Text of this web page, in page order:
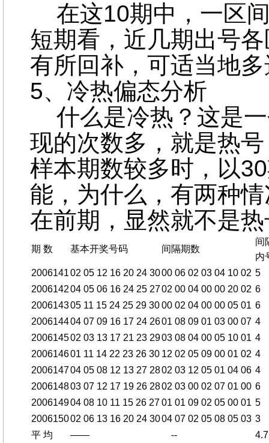
在这10期中，一区
短期看，近几期出号
有所回补，可适当地
5、冷热偏态分析
什么是冷热？这是一
现的次数多，就是热
样本期数较多时，以
能，为什么，有两种
在前期，显然就不是
期 数 基本开奖号码 间隔期数
间
内
200614102 05 12 16 20 24 3000 06 02 03 04 10 02 5
200614204 05 06 16 24 25 2702 00 04 00 00 20 02 6
200614305 11 15 24 25 29 3000 02 04 00 00 05 01 6
200614404 07 09 16 17 24 2601 08 09 01 03 00 07 4
200614502 03 13 17 21 23 2903 08 04 00 05 10 01 4
200614601 11 14 22 23 26 30 12 02 05 09 00 01 02 4
200614704 05 08 12 13 27 2802 03 12 05 01 04 06 4
200614803 07 12 17 19 26 2802 03 00 02 07 01 00 6
200614904 08 10 11 15 26 2701 01 09 02 05 00 01 5
200615002 06 13 16 20 24 3004 07 02 05 08 05 03 3
平 均
—— -- 4.7